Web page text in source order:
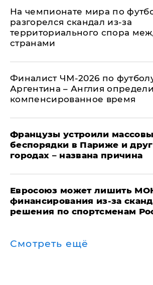
На чемпионате мира по
разгорелся скандал из-за
территориального спора
странами
Финалист ЧМ-2026 по
Аргентина – Англия
компенсированное время
Французы устроили
беспорядки в Париже и
городах – названа причина
Евросоюз может лишить
финансирования из-за
решения по спортсменам
Смотреть ещё